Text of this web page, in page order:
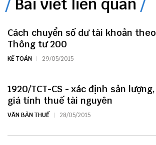
Bài viết liên quan
Cách chuyển số dư tài khoản theo
Thông tư 200
KẾ TOÁN 29/05/2015
1920/TCT-CS - xác định sản lượng,
giá tính thuế tài nguyên
VĂN BẢN THUẾ 28/05/2015